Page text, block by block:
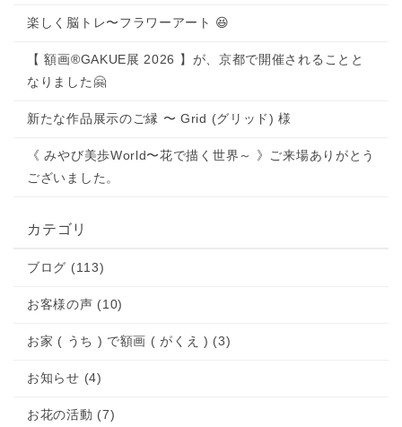
楽しく脳トレ〜フラワーアート 😆
【 額画®GAKUE展 2026 】が、京都で開催されることと
なりました🤗
新たな作品展示のご縁 〜 Grid (グリッド) 様
《 みやび美歩World〜花で描く世界～ 》ご来場ありがとう
ございました。
カテゴリ
ブログ (113)
お客様の声 (10)
お家 ( うち ) で額画 ( がくえ ) (3)
お知らせ (4)
お花の活動 (7)